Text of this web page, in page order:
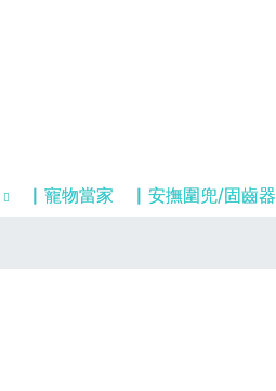
▏寵物當家 ▏安撫圍兜/固齒器